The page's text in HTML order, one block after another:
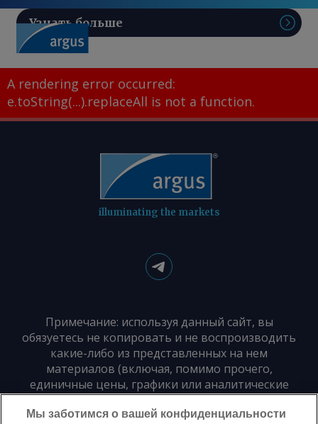
Узнать больше
A rendering error occurred:
e.toString(...).replaceAll is not a function.
illuminating the markets
Примечание: используя данный сайт, вы
обязуетесь не копировать и не воспроизводить
какие-либо из представленных на нем
материалов (включая, помимо прочего,
единичные цены, графики или аналитические
материалы) в любой форме и для любых целей
без предварительного письменного согласия
Мы заботимся о вашей конфиденциальности